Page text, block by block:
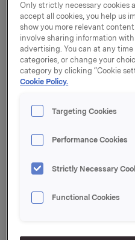
- Etter fem år som
frem til at tiden nå er
videre. Det har vært fem
opplevd god fremgang på
er godt posisjonert for
Ruzicka tiltrådte stillingen
2014 og i perioden 2003-
innsats og godt
konglomerat til å bli et mer
merkevareorientert
styreleder Stein Erik
Only strictly necessary cookies
accept all cookies, you help us
show you more relevant
involve sharing information
advertising. You can at any
categories, or change your
category by clicking “Cookie
Cookie Policy.
Targeting Cookies
Performance Cookies
Strictly Necessary
Functional Cookies